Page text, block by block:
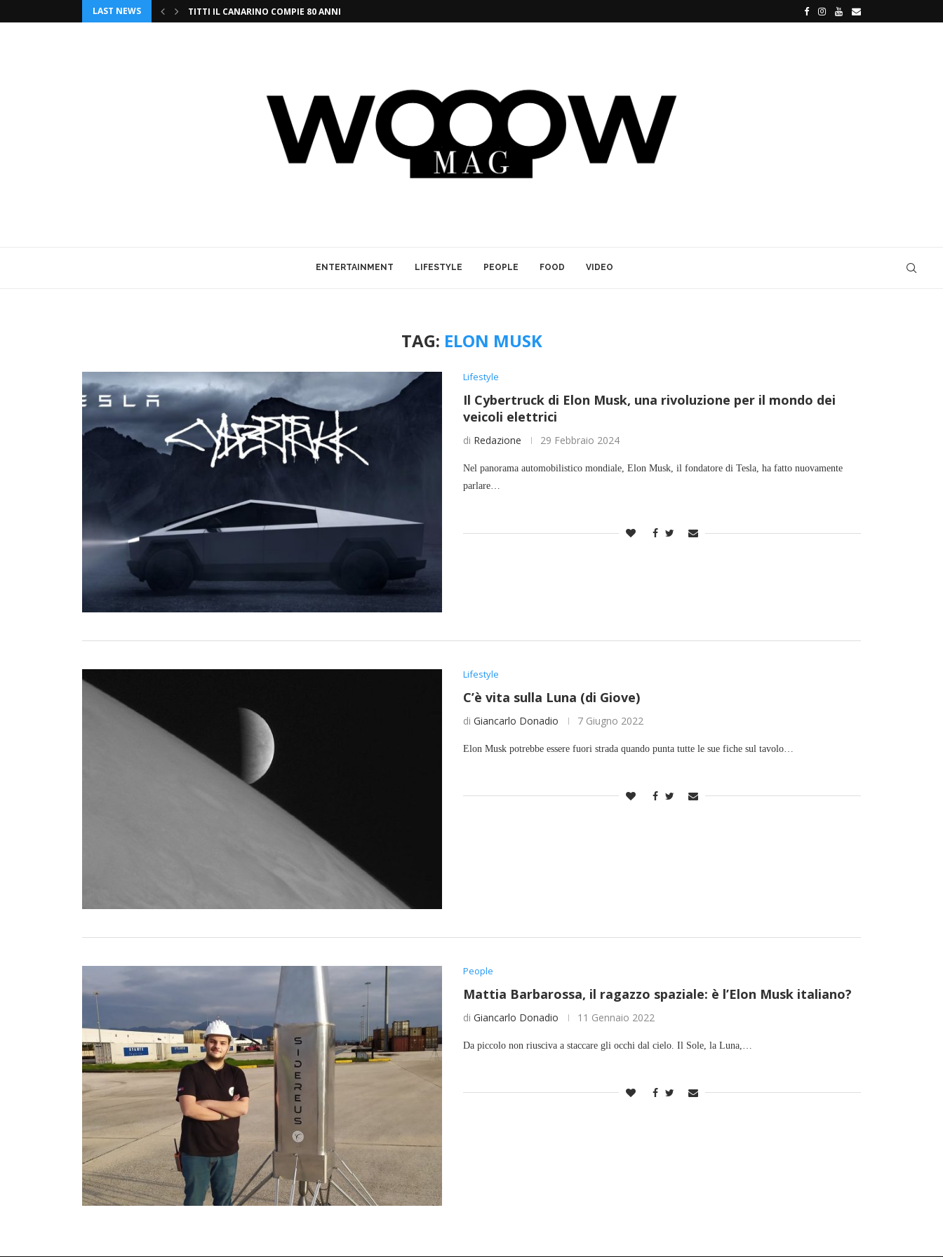
LAST NEWS TITTI IL CANARINO COMPIE 80 ANNI SPIDER-MAN: BRAND NEW DAY, TOM
ENTERTAINMENT LIFESTYLE PEOPLE FOOD VIDEO
TAG: ELON MUSK
Lifestyle
Il Cybertruck di Elon Musk, una rivoluzione per il mondo dei
veicoli elettrici
di Redazione 29 Febbraio 2024
Nel panorama automobilistico mondiale, Elon Musk, il fondatore di Tesla, ha fatto nuovamente
parlare…
Lifestyle
C’è vita sulla Luna (di Giove)
diGiancarlo Donadio 7 Giugno 2022
Elon Musk potrebbe essere fuori strada quando punta tutte le sue fiche sul tavolo…
People
Mattia Barbarossa, il ragazzo spaziale: è l’Elon Musk italiano?
diGiancarlo Donadio 11 Gennaio 2022
Da piccolo non riusciva a staccare gli occhi dal cielo. Il Sole, la Luna,…